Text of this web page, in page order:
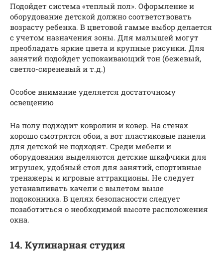
Подойдет система «теплый пол». Оформление и
оборудование детской должно соответствовать
возрасту ребенка. В цветовой гамме выбор делается
с учетом назначения зоны. Для малышей могут
преобладать яркие цвета и крупные рисунки. Для
занятий подойдет успокаивающий тон (бежевый,
светло-сиреневый и т.д.)
Особое внимание уделяется достаточному
освещению
На полу подходит ковролин и ковер. На стенах
хорошо смотрятся обои, а вот пластиковые панели
для детской не подходят. Среди мебели и
оборудования выделяются детские шкафчики для
игрушек, удобный стол для занятий, спортивные
тренажеры и игровые аттракционы. Не следует
устанавливать качели с вылетом выше
подоконника. В целях безопасности следует
позаботиться о необходимой высоте расположения
окна.
14. Кулинарная студия